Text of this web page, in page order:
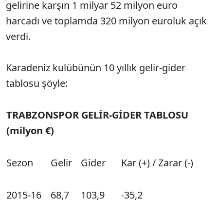
gelirine karşın 1 milyar 52 milyon euro
harcadı ve toplamda 320 milyon euroluk açık
verdi.
Karadeniz kulübünün 10 yıllık gelir-gider
tablosu şöyle:
TRABZONSPOR GELİR-GİDER TABLOSU
(milyon €)
Sezon Gelir Gider Kar (+) / Zarar (-)
2015-16 68,7 103,9 -35,2